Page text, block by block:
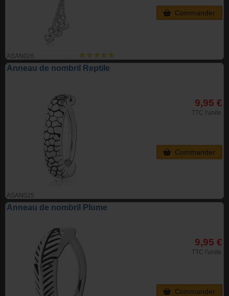
ASAN026
Commander
Anneau de nombril Reptile
ASAN025
9,95 €
TTC l'unite
Commander
Anneau de nombril Plume
9,95 €
TTC l'unite
Commander